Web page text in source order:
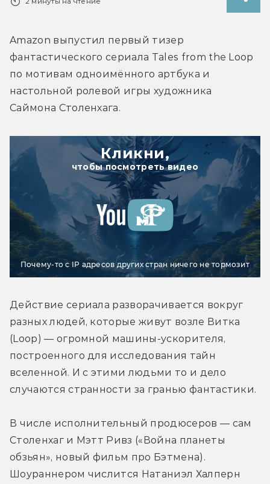
Amazon выпустил первый тизер
фантастического сериала Tales from the Loop
по мотивам одноимённого артбука и
настольной ролевой игры художника
Саймона Столенхага.
Кликни,
чтобы посмотреть видео
Почему-то с IP адресов других стран ничего не тормозит
Действие сериала разворачивается вокруг
разных людей, которые живут возле Витка
(Loop) — огромной машины-ускорителя,
построенного для исследования тайн
вселенной. И с этими людьми то и дело
случаются странности за гранью фантастики.
В числе исполнительный продюсеров — сам
Столенхаг и Мэтт Ривз («Война планеты
обзьян», новый фильм про Бэтмена).
Шоураннером числится Натаниэл Халперн